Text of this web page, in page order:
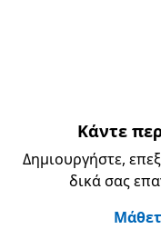
Κάντε
Δημιουργήστε,
δικά σας